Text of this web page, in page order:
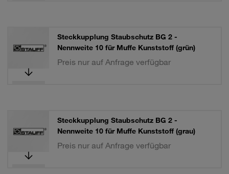
Steckkupplung Staubschutz BG 2 -
Nennweite 10 für Muffe Kunststoff (grün)
Preis nur auf Anfrage verfügbar
Steckkupplung Staubschutz BG 2 -
Nennweite 10 für Muffe Kunststoff (grau)
Preis nur auf Anfrage verfügbar